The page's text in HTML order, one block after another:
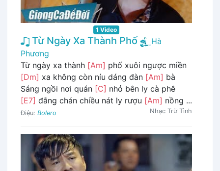
1 Video
Từ Ngày Xa Thành Phố
Hà
Phương
Từ ngày xa thành [Am] phố xuôi ngược miền
[Dm] xa không còn níu dáng đàn [Am] bà
Sáng ngồi nơi quán [C] nhỏ bên ly cà phê
[E7] đắng chán chiều nát ly rượu [Am] nồng ...
Điệu: Bolero Nhạc Trữ Tình